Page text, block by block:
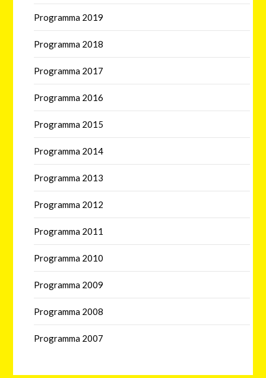
Programma 2019
Programma 2018
Programma 2017
Programma 2016
Programma 2015
Programma 2014
Programma 2013
Programma 2012
Programma 2011
Programma 2010
Programma 2009
Programma 2008
Programma 2007